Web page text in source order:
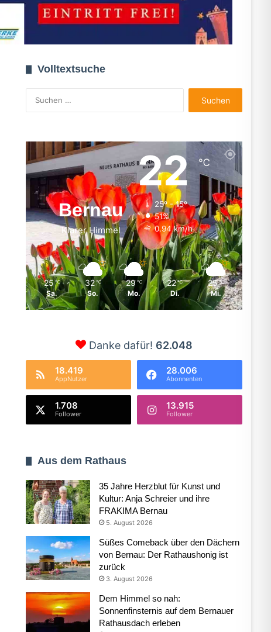
Volltextsuche
nach:
Bernau
Klarer Himmel
22℃
25º - 15º
51%
0.94 km/h
25 ℃
Sa.
32 ℃
So.
29 ℃
Mo.
22 ℃
Di.
25 ℃
Mi.
Danke dafür! 62.048
18.419
AppNutzer
28.006
Abonnenten
1.708
Follower
13.915
Follower
Aus dem Rathaus
35 Jahre Herzblut für Kunst und
Kultur: Anja Schreier und ihre
FRAKIMA Bernau
5. August 2026
Süßes Comeback über den Dächern
von Bernau: Der Rathaushonig ist
zurück
3. August 2026
Dem Himmel so nah:
Sonnenfinsternis auf dem Bernauer
Rathausdach erleben